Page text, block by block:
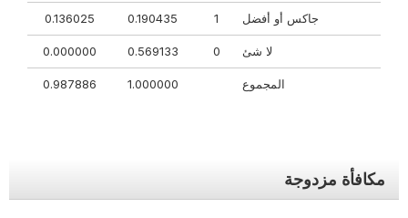
جاكس أو أفضل 0.190435
0.136025
لا شئ 0.569133
0.000000
المجموع 1.000000
0.987886
مكافأة مزدوجة